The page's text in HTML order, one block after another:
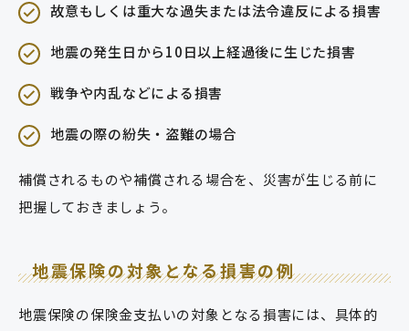
故意もしくは重大な過失または法令違反による損害
地震の発生日から10日以上経過後に生じた損害
戦争や内乱などによる損害
地震の際の紛失・盗難の場合
補償されるものや補償される場合を、災害が生じる前に
把握しておきましょう。
地震保険の対象となる損害の例
地震保険の保険金支払いの対象となる損害には、具体的